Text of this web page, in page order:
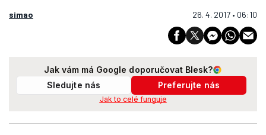
simao 26. 4. 2017 • 06:10
Jak vám má Google doporučovat Blesk?
Sledujte nás
Preferujte nás
Jak to celé funguje